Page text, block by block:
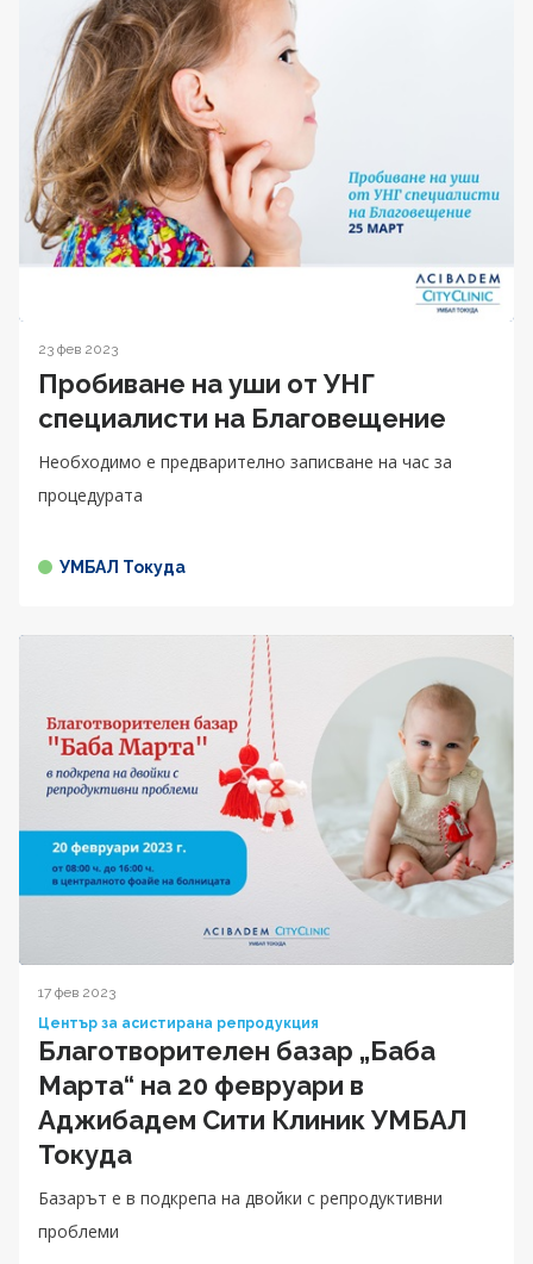
23 фев 2023
Пробиване на уши от УНГ
специалисти на Благовещение
Необходимо е предварително записване на час за
процедурата
УМБАЛ Токуда
17 фев 2023
Център за асистирана репродукция
Благотворителен базар „Баба
Марта“ на 20 февруари в
Аджибадем Сити Клиник УМБАЛ
Токуда
Базарът е в подкрепа на двойки с репродуктивни
проблеми